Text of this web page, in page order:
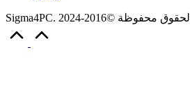
Sigma4PC. الحقوق محفوظة ©2016-2024